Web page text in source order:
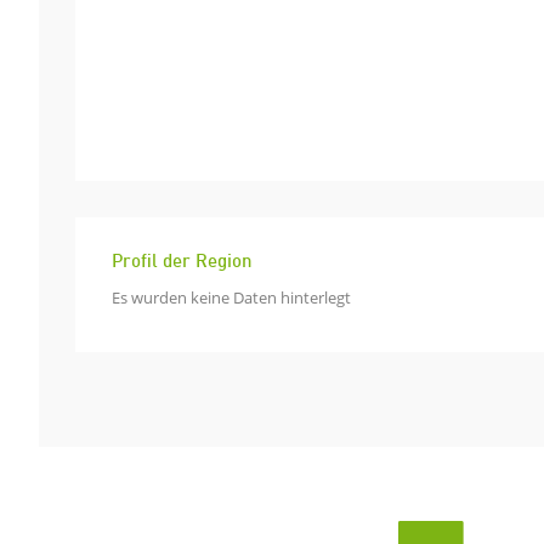
Profil der Region
Es wurden keine Daten hinterlegt